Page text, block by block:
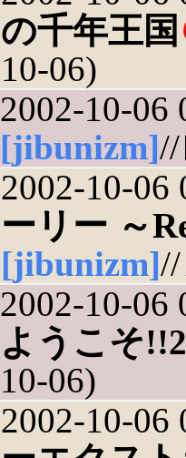
の千年王国
10-06)
2002-10-06
[jibunizm]
2002-10-06
ーリー ～
[jibunizm]
2002-10-06
ようこそ
10-06)
2002-10-06